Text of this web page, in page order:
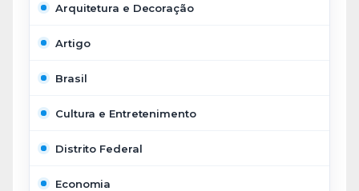
Arquitetura e Decoração
Artigo
Brasil
Cultura e Entretenimento
Distrito Federal
Economia